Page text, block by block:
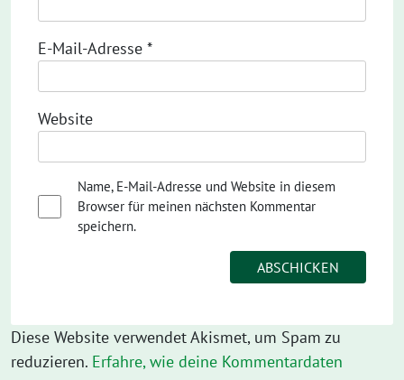
E-Mail-Adresse *
Website
Name, E-Mail-Adresse und Website in diesem
Browser für meinen nächsten Kommentar
speichern.
Diese Website verwendet Akismet, um Spam zu
reduzieren. Erfahre, wie deine Kommentardaten